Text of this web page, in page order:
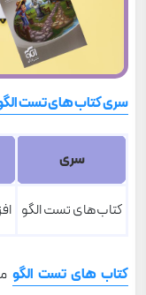
سری کتاب های تست
سری
کتاب‌های تست الگو
کتاب های تست الگو